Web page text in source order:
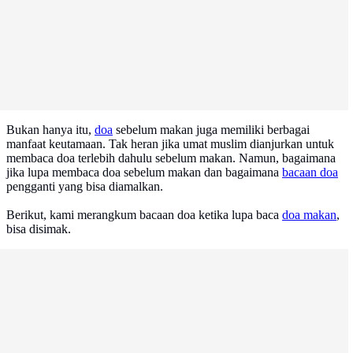
Bukan hanya itu, doa sebelum makan juga memiliki berbagai
manfaat keutamaan. Tak heran jika umat muslim dianjurkan untuk
membaca doa terlebih dahulu sebelum makan. Namun, bagaimana
jika lupa membaca doa sebelum makan dan bagaimana bacaan doa
pengganti yang bisa diamalkan.
Berikut, kami merangkum bacaan doa ketika lupa baca doa makan,
bisa disimak.